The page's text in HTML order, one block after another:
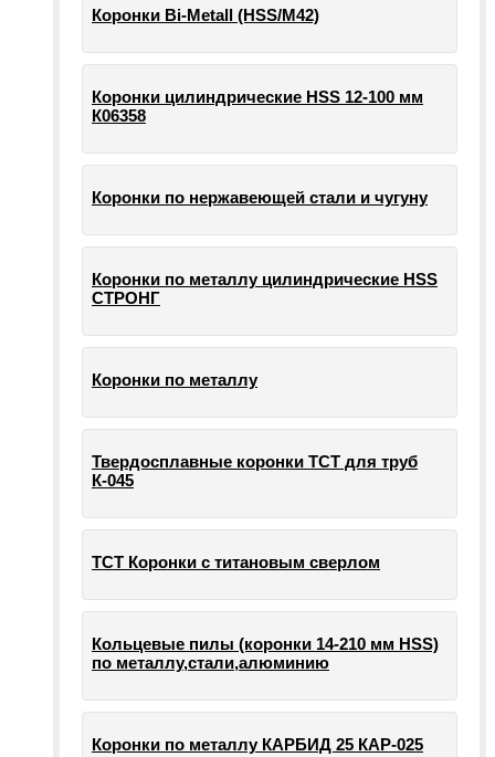
Коронки Bi-Metall (HSS/М42)
Коронки цилиндрические HSS 12-100 мм
К06358
Коронки по нержавеющей стали и чугуну
Коронки по металлу цилиндрические HSS
СТРОНГ
Коронки по металлу
Твердосплавные коронки ТСТ для труб
К-045
ТСТ Коронки с титановым сверлом
Кольцевые пилы (коронки 14-210 мм HSS)
по металлу,стали,алюминию
Коронки по металлу КАРБИД 25 КАР-025